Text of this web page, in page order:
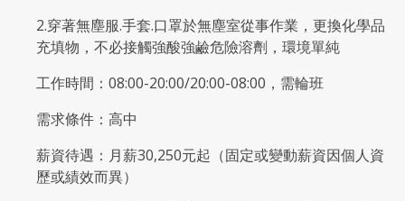
2.穿著無塵服.手套.口罩於無塵室從事作業，更換化學品
充填物，不必接觸強酸強鹼危險溶劑，環境單純
工作時間：08:00-20:00/20:00-08:00，需輪班
需求條件：高中
薪資待遇：月薪30,250元起（固定或變動薪資因個人資
歷或績效而異）